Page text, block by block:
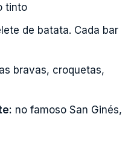
tinto
de batata. Cada bar
bravas, croquetas,
no famoso San Ginés,